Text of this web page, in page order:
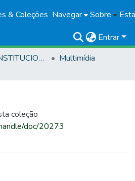
& Coleções Navegar Sobre
Entrar
PRODUÇÃO INSTITUCIONAL
Multimídia
coleção
doc/20273